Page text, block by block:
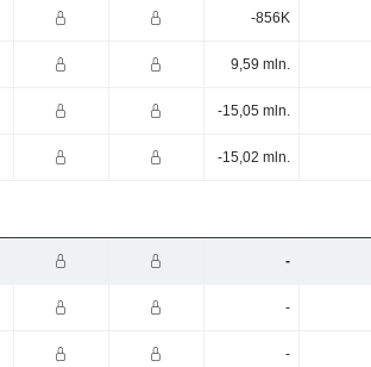
-856K
9,59 mln.
-15,05 mln.
-15,02 mln.
-
-
-